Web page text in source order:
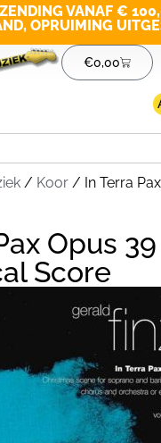
VANAF €
OPRUIMING
€0,00
/ Koor / In Terra
Opus
Score